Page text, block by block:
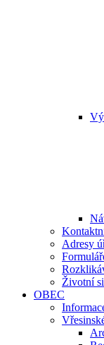
Adresy
Životní
OBEC